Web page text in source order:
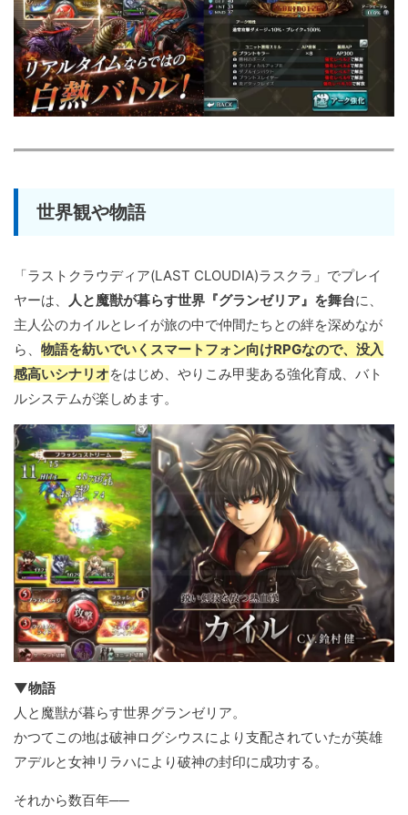
世界観や物語
「ラストクラウディア(LAST CLOUDIA)ラスクラ」でプレイ
ヤーは、
人と魔獣が暮らす世界『グランゼリア』を舞台に、
主人公のカイルとレイが旅の中で仲間たちとの絆を深めなが
ら、 物語を紡いでいくスマートフォン向けRPGなので、没入
感高いシナリオをはじめ、やりこみ甲斐ある強化育成、バト
ルシステムが楽しめます。
▼物語
人と魔獣が暮らす世界グランゼリア。
かつてこの地は破神ログシウスにより支配されていたが英雄
アデルと女神リラハにより破神の封印に成功する。
それから数百年──